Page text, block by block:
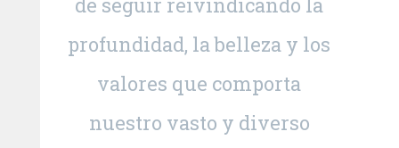
profundidad, la belleza y los
valores que comporta
nuestro vasto y diverso